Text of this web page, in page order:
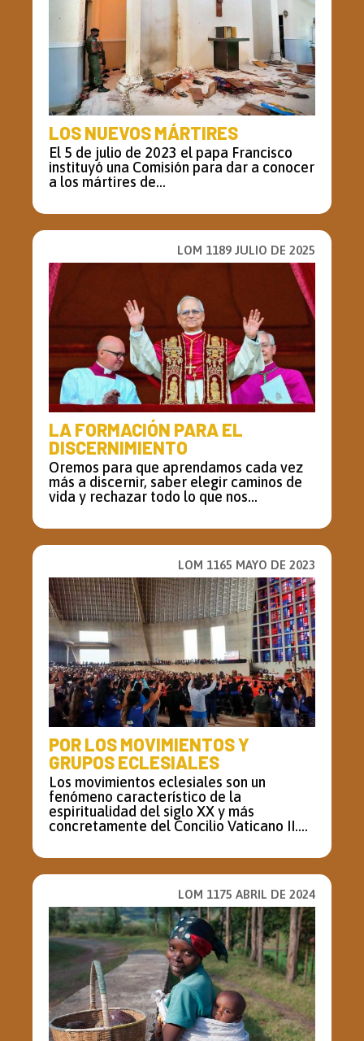
LOS NUEVOS MÁRTIRES
El 5 de julio de 2023 el papa Francisco
instituyó una Comisión para dar a conocer
a los mártires de...
LOM 1189 JULIO DE 2025
LA FORMACIÓN PARA EL
DISCERNIMIENTO
Oremos para que aprendamos cada vez
más a discernir, saber elegir caminos de
vida y rechazar todo lo que nos...
LOM 1165 MAYO DE 2023
POR LOS MOVIMIENTOS Y
GRUPOS ECLESIALES
Los movimientos eclesiales son un
fenómeno característico de la
espiritualidad del siglo XX y más
concretamente del Concilio Vaticano II....
LOM 1175 ABRIL DE 2024